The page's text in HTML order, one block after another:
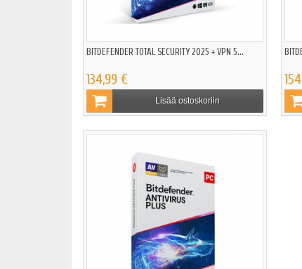
BITDEFENDER TOTAL SECURITY 2025 + VPN 5...
134,99 €
Lisää ostoskoriin